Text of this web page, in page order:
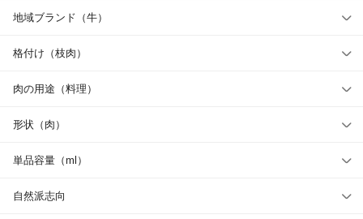
地域ブランド（牛）
格付け（枝肉）
肉の用途（料理）
形状（肉）
単品容量（ml）
自然派志向